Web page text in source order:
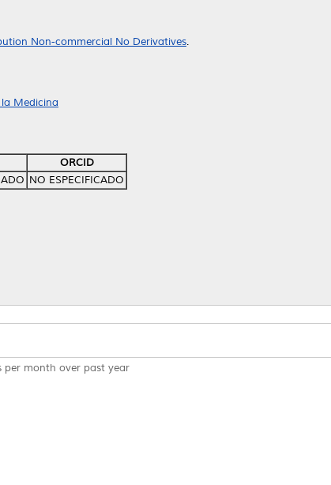
Non-commercial No Derivatives.
Medicina
ORCID
NO ESPECIFICADO
per month over past year